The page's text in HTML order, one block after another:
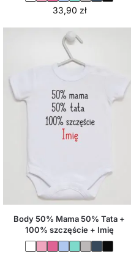
33,90 zł
Body 50% Mama 50% Tata +
100% szczęście + Imię